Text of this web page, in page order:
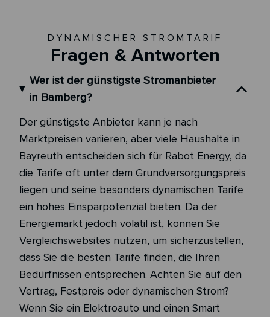
DYNAMISCHER STROMTARIF
Fragen & Antworten
Wer ist der günstigste Stromanbieter
in Bamberg?
Der günstigste Anbieter kann je nach
Marktpreisen variieren, aber viele Haushalte in
Bayreuth entscheiden sich für Rabot Energy, da
die Tarife oft unter dem Grundversorgungspreis
liegen und seine besonders dynamischen Tarife
ein hohes Einsparpotenzial bieten. Da der
Energiemarkt jedoch volatil ist, können Sie
Vergleichswebsites nutzen, um sicherzustellen,
dass Sie die besten Tarife finden, die Ihren
Bedürfnissen entsprechen. Achten Sie auf den
Vertrag, Festpreis oder dynamischen Strom?
Wenn Sie ein Elektroauto und einen Smart